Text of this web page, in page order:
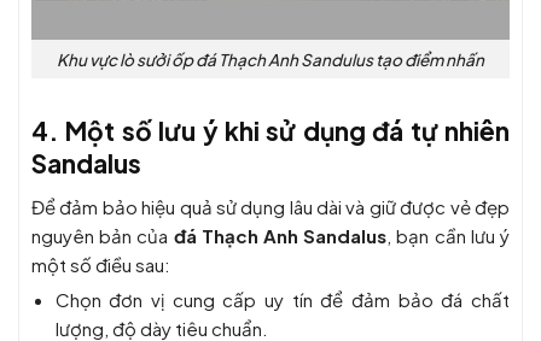
Khu vực lò sưởi ốp đá Thạch Anh Sandulus tạo điểm nhấn
4. Một số lưu ý khi sử dụng đá tự nhiên
Sandalus
Để đảm bảo hiệu quả sử dụng lâu dài và giữ được vẻ đẹp
nguyên bản của đá Thạch Anh Sandalus , bạn cần lưu ý
một số điều sau:
Chọn đơn vị cung cấp uy tín để đảm bảo đá chất
lượng, độ dày tiêu chuẩn.